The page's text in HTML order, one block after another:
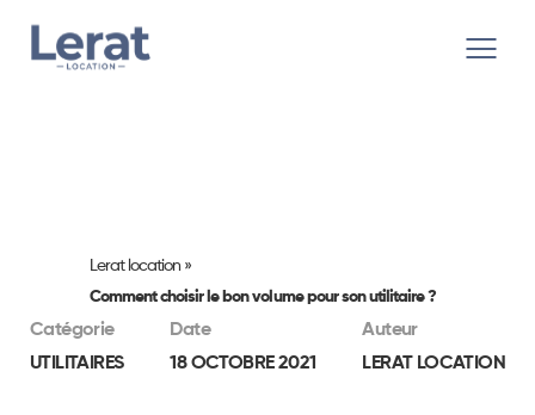
Lerat location»
Comment choisir le bon volume pour son utilitaire ?
Catégorie
UTILITAIRES
Date
18 OCTOBRE 2021
Auteur
LERAT LOCATION